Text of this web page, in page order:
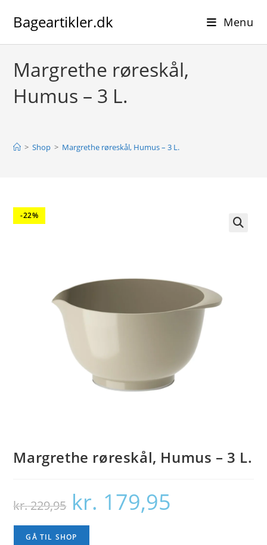
Bageartikler.dk Menu
Margrethe røreskål,
Humus – 3 L.
> Shop > Margrethe røreskål, Humus – 3 L.
-22%
Margrethe røreskål, Humus – 3 L.
kr.229,95
Den
oprindelige
pris
kr. 229,95.
kr. 179,95
GÅ TIL SHOP